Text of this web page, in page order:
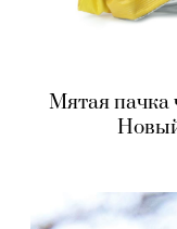
Мятая пачка